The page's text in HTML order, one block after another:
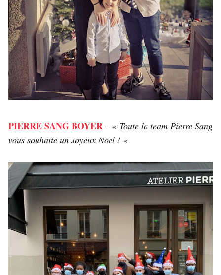
PIERRE SANG BOYER – « Toute la team Pierre Sang
vous souhaite un Joyeux Noël ! «